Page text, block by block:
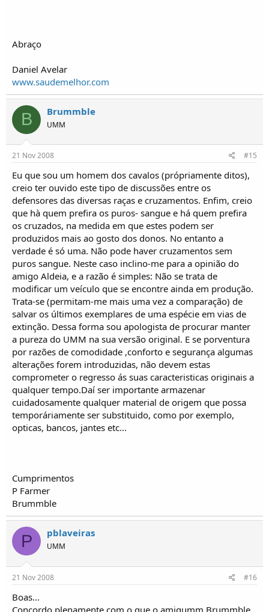
Abraço
Daniel Avelar
www.saudemelhor.com
B Brummble
UMM
21 Nov 2008 #15
Eu que sou um homem dos cavalos (própriamente ditos),
creio ter ouvido este tipo de discussões entre os
defensores das diversas raças e cruzamentos. Enfim, creio
que hà quem prefira os puros- sangue e há quem prefira
os cruzados, na medida em que estes podem ser
produzidos mais ao gosto dos donos. No entanto a
verdade é só uma. Não pode haver cruzamentos sem
puros sangue. Neste caso inclino-me para a opinião do
amigo Aldeia, e a razão é simples: Não se trata de
modificar um veículo que se encontre ainda em produção.
Trata-se (permitam-me mais uma vez a comparação) de
salvar os últimos exemplares de uma espécie em vias de
extinção. Dessa forma sou apologista de procurar manter
a pureza do UMM na sua versão original. E se porventura
por razões de comodidade ,conforto e segurança algumas
alterações forem introduzidas, não devem estas
comprometer o regresso ás suas caracteristicas originais a
qualquer tempo.Daí ser importante armazenar
cuidadosamente qualquer material de origem que possa
temporáriamente ser substituido, como por exemplo,
opticas, bancos, jantes etc...
Cumprimentos
P Farmer
Brummble
P pblaveiras
UMM
21 Nov 2008 #16
Boas...
Concordo plenamente com o que o amigumm Brummble